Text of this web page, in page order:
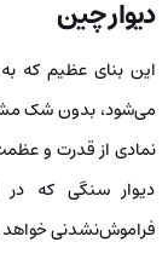
دیوار چین
این بنای عظیم که
می‌شود، بدون شک
نمادی از قدرت و
دیوار سنگی که در
فراموش‌نشدنی خواهد